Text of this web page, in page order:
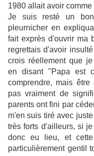
1980 allait avoir
Je suis resté un
pleurnicher en
fait exprès d'ouvrir ma
regrettais d'avoir
crois réellement que
en disant "Papa est
comprendre, mais
pas vraiment de
parents ont fini par
m'en suis tiré avec
très forts d'ailleurs, si
donc eu lieu, et
particulièrement gentil